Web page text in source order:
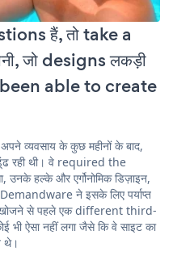
हैं, तो take a
जो designs लकड़ी
में been able to create
व्यवसाय के कुछ महीनों के बाद,
रही थी। वे required the
हल्के और एर्गोनोमिक डिज़ाइन,
ने इसके लिए पर्याप्त
खोजने से पहले एक different third-
ऐसा नहीं लगा जैसे कि वे साइट का
थे।